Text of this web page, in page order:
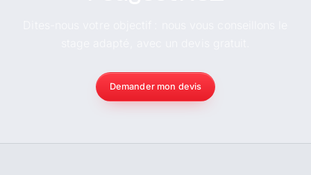
Demander mon devis